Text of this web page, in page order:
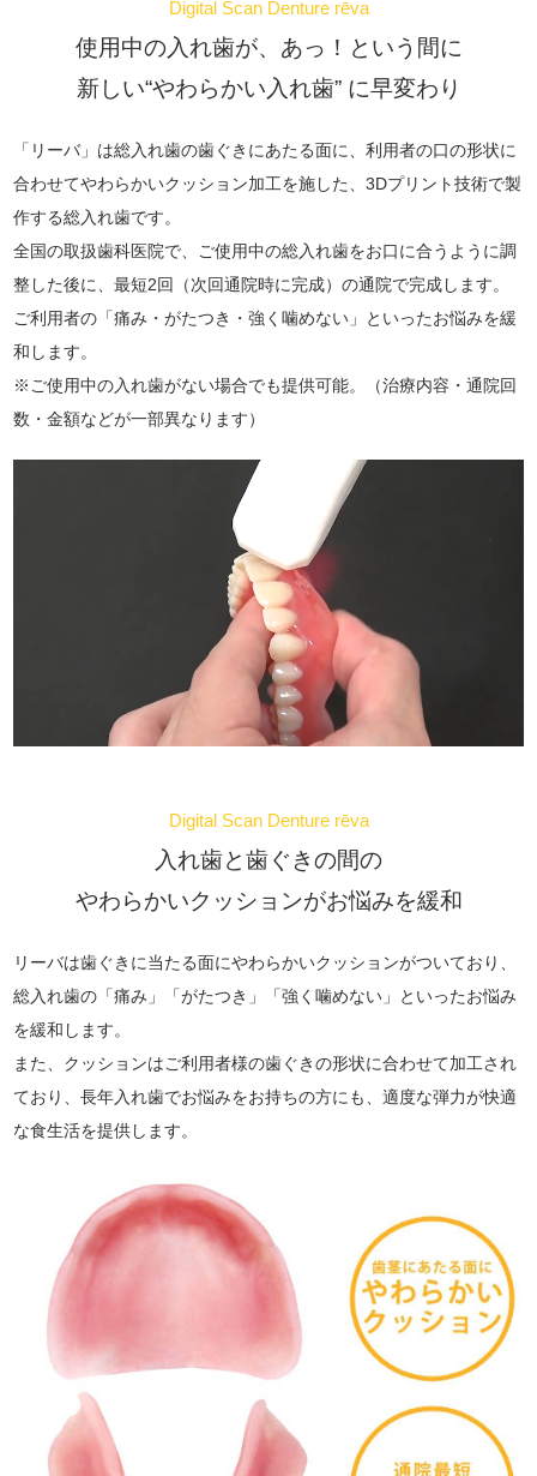
Digital Scan Denture rēva
使用中の入れ歯が、あっ！という間に
新しい“やわらかい入れ歯” に早変わり
「リーバ」は総入れ歯の歯ぐきにあたる面に、利用者の口の形状に
合わせてやわらかいクッション加工を施した、3Dプリント技術で製
作する総入れ歯です。
全国の取扱歯科医院で、ご使用中の総入れ歯をお口に合うように調
整した後に、最短2回（次回通院時に完成）の通院で完成します。
ご利用者の「痛み・がたつき・強く噛めない」といったお悩みを緩
和します。
※ご使用中の入れ歯がない場合でも提供可能。（治療内容・通院回
数・金額などが一部異なります）
Digital Scan Denture rēva
入れ歯と歯ぐきの間の
やわらかいクッションがお悩みを緩和
リーバは歯ぐきに当たる面にやわらかいクッションがついており、
総入れ歯の「痛み」「がたつき」「強く噛めない」といったお悩み
を緩和します。
また、クッションはご利用者様の歯ぐきの形状に合わせて加工され
ており、長年入れ歯でお悩みをお持ちの方にも、適度な弾力が快適
な食生活を提供します。